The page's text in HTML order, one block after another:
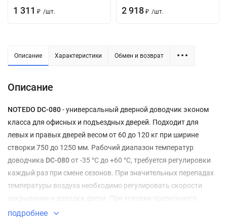
1 311 ₽ /шт. 2 918 ₽ /шт.
Описание Характеристики Обмен и возврат
Описание
NOTEDO DC-080- универсальный дверной доводчик эконом
класса для офисных и подъездных дверей. Подходит для
левых и правых дверей весом от 60 до 120 кг при ширине
створки 750 до 1250 мм. Рабочий диапазон температур
доводчика DC-080от -35 °С до +60 °С, требуется регулировки
каждый раз при смене сезонов. При значительных перепадах
температуры воздуха необходимо регулировать скорости
закрывания и доводки двери. При условии правильного
монтажа и соблюдении правил эксплуатации срок службы
подробнее